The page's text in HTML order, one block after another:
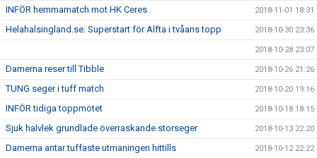
INFÖR hemmamatch mot HK Ceres 2018-11-01 18:31
Helahalsingland.se: Superstart för Alfta i tvåans topp 2018-10-30 23:36
2018-10-28 23:07
Damerna reser till Tibble 2018-10-26 21:26
TUNG seger i tuff match 2018-10-20 19:16
INFÖR tidiga toppmötet 2018-10-18 18:15
Sjuk halvlek grundlade överraskande storseger 2018-10-13 22:20
Damerna antar tuffaste utmaningen hittills 2018-10-12 22:22